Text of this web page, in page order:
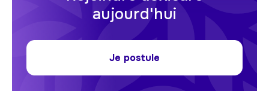
aujourd'hui
Je postule